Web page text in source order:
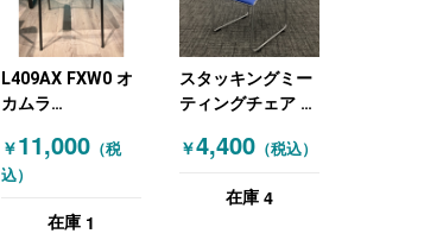
L409AX FXW0 オ
カムラ
ッキングミーティ
ングチェア ミーテ
他 グレー 木目
￥11,000（税
込）
在庫 1
スタッキングミー
ティングチェア ブ
￥4,400（税込）
在庫 4